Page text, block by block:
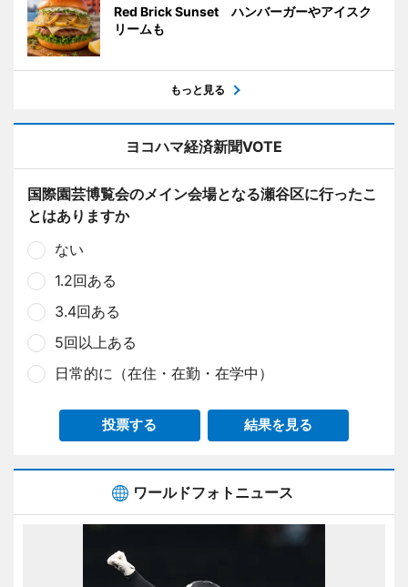
Red Brick Sunset ハンバーガーやアイスク
リームも
もっと見る
ヨコハマ経済新聞VOTE
国際園芸博覧会のメイン会場となる瀬谷区に行ったこ
とはありますか
ない
1.2回ある
3.4回ある
5回以上ある
日常的に（在住・在勤・在学中）
投票する 結果を見る
ワールドフォトニュース